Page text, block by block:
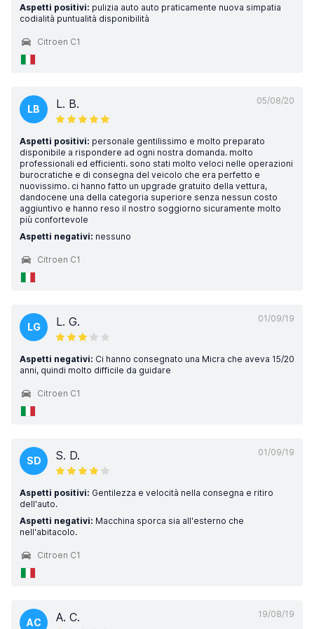
Aspetti positivi: pulizia auto auto praticamente nuova simpatia
codialità puntualità disponibilità
Citroen C1
05/08/20
LB L. B.
Aspetti positivi: personale gentilissimo e molto preparato
disponibile a rispondere ad ogni nostra domanda. molto
professionali ed efficienti. sono stati molto veloci nelle operazioni
burocratiche e di consegna del veicolo che era perfetto e
nuovissimo. ci hanno fatto un upgrade gratuito della vettura,
dandocene una della categoria superiore senza nessun costo
aggiuntivo e hanno reso il nostro soggiorno sicuramente molto
più confortevole
Aspetti negativi: nessuno
Citroen C1
01/09/19
LG L. G.
Aspetti negativi: Ci hanno consegnato una Micra che aveva 15/20
anni, quindi molto difficile da guidare
Citroen C1
01/09/19
SD S. D.
Aspetti positivi: Gentilezza e velocità nella consegna e ritiro
dell'auto.
Aspetti negativi: Macchina sporca sia all'esterno che
nell'abitacolo.
Citroen C1
19/08/19
AC A. C.